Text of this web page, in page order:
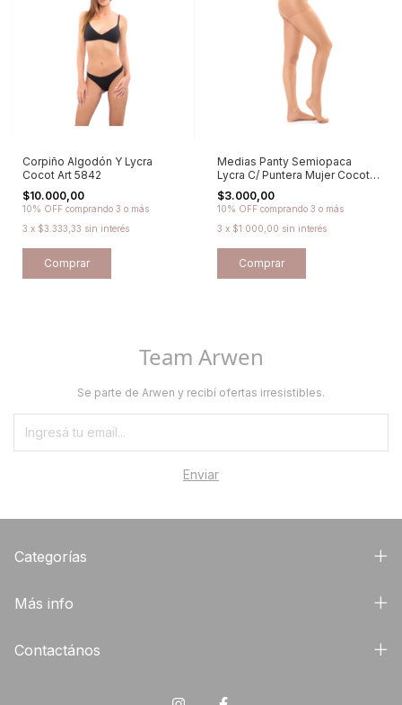
Corpiño Algodón Y Lycra
Cocot Art 5842
$10.000,00
10% OFF comprando 3 o más
3 x $3.333,33 sin interés
Comprar
Medias Panty Semiopaca
Lycra C/ Puntera Mujer Cocot -
Art 76
$3.000,00
10% OFF comprando 3 o más
3 x $1.000,00 sin interés
Comprar
Team Arwen
Se parte de Arwen y recibí ofertas irresistibles.
Categorías
Más info
Contactános